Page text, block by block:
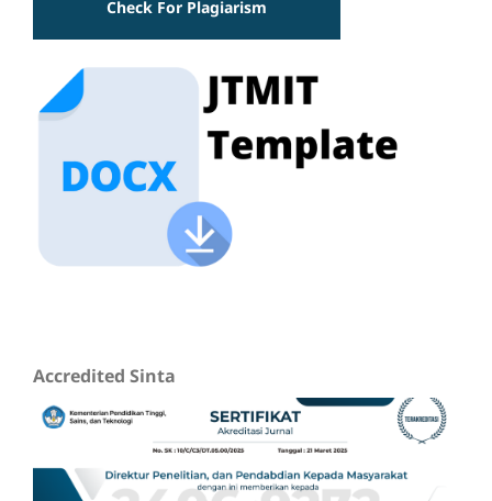
Check For Plagiarism
Accredited Sinta